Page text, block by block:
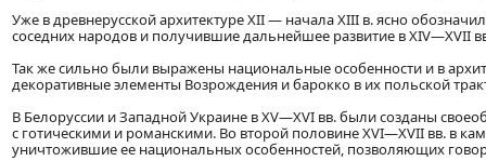
Уже в древнерусской архитектуре XII — начала XIII в. ясно
соседних народов и получившие дальнейшее развитие в XIV—XVII
Так же сильно были выражены национальные особенности и в
декоративные элементы Возрождения и барокко в их польской
В Белоруссии и Западной Украине в XV—XVI вв. были созданы
с готическими и романскими. Во второй половине XVI—XVII вв. в
уничтожившие ее национальных особенностей, позволяющих